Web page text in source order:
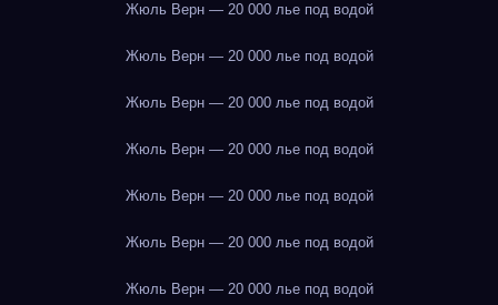
Жюль Верн — 20 000 лье под водой
Жюль Верн — 20 000 лье под водой
Жюль Верн — 20 000 лье под водой
Жюль Верн — 20 000 лье под водой
Жюль Верн — 20 000 лье под водой
Жюль Верн — 20 000 лье под водой
Жюль Верн — 20 000 лье под водой